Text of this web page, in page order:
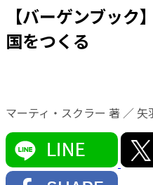
【バーゲンブック
国をつくる
マーティ・スクラー 著 ／ 矢